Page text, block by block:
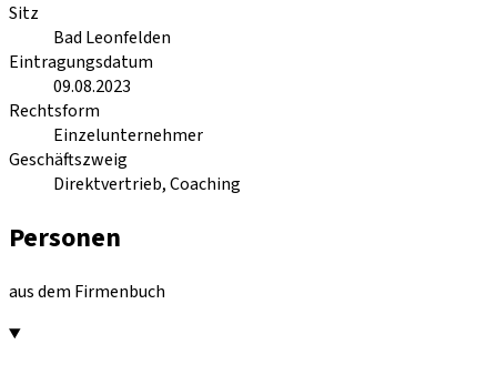
Sitz
Bad Leonfelden
Eintragungsdatum
09.08.2023
Rechtsform
Einzelunternehmer
Geschäftszweig
Direktvertrieb, Coaching
Personen
aus dem Firmenbuch